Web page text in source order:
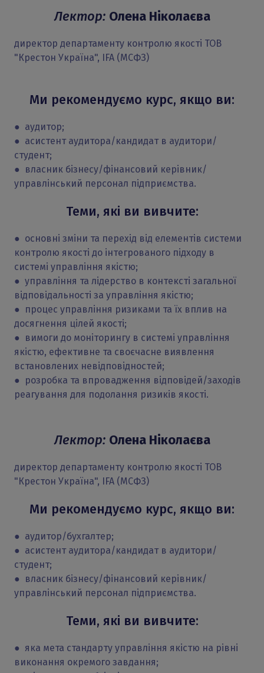
Лектор: Олена Ніколаєва
директор департаменту контролю якості ТОВ
"Крестон Україна", IFA (МСФЗ)
Ми рекомендуємо курс, якщо ви:
● аудитор;
● асистент аудитора/кандидат в аудитори/
студент;
● власник бізнесу/фінансовий керівник/
управлінський персонал підприємства.
Теми, які ви вивчите:
● основні зміни та перехід від елементів системи
контролю якості до інтегрованого підходу в
системі управління якістю;
● управління та лідерство в контексті загальної
відповідальності за управління якістю;
● процес управління ризиками та їх вплив на
досягнення цілей якості;
● вимоги до моніторингу в системі управління
якістю, ефективне та своєчасне виявлення
встановлених невідповідностей;
● розробка та впровадження відповідей/заходів
реагування для подолання ризиків якості.
Лектор: Олена Ніколаєва
директор департаменту контролю якості ТОВ
"Крестон Україна", IFA (МСФЗ)
Ми рекомендуємо курс, якщо ви:
● аудитор/бухгалтер;
● асистент аудитора/кандидат в аудитори/
студент;
● власник бізнесу/фінансовий керівник/
управлінський персонал підприємства.
Теми, які ви вивчите:
● яка мета стандарту управління якістю на рівні
виконання окремого завдання;